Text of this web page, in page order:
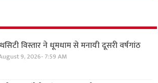
विस्तार ने धूमधाम से मनायी दूसरी वर्षगांठ
9, 2026- 7:59 AM